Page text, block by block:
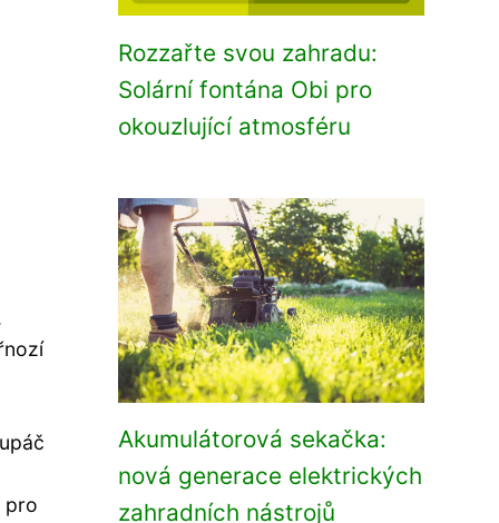
pro
Rozzařte svou zahradu:
Solární fontána Obi pro
okouzlující atmosféru
Akumulátorová sekačka:
nová generace elektrických
zahradních nástrojů